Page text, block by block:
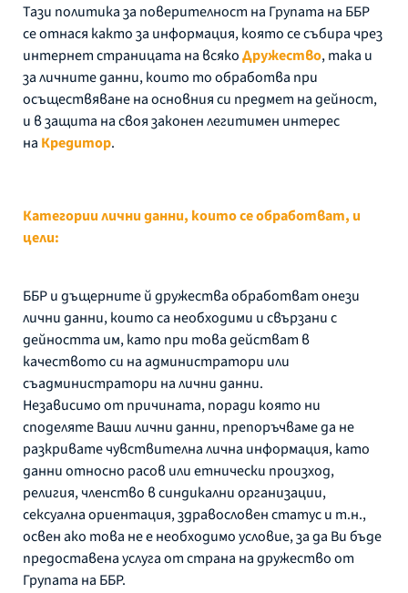
Тази политика за поверителност на Групата на ББР
се отнася както за информация, която се събира чрез
интернет страницата на всякоДружество, така и
за личните данни, които то обработва при
осъществяване на основния си предмет на дейност,
и в защита на своя законен легитимен интерес
на Кредитор.
Категории лични данни, които се обработват, и
цели:
ББР и дъщерните й дружества обработват онези
лични данни, които са необходими и свързани с
дейността им, като при това действат в
качеството си на администратори или
съадминистратори на лични данни.
Независимо от причината, поради която ни
споделяте Ваши лични данни, препоръчваме да не
разкривате чувствителна лична информация, като
данни относно расов или етнически произход,
религия, членство в синдикални организации,
сексуална ориентация, здравословен статус и т.н.,
освен ако това не е необходимо условие, за да Ви бъде
предоставена услуга от страна на дружество от
Групата на ББР.